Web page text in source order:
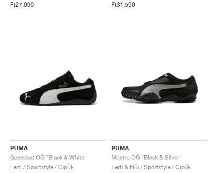
Ft27.090
Ft31.590
PUMA
Speedcat OG "Black & White"
Férfi / Sportstyle / Cipők
PUMA
Mostro OG "Black & Silver"
Férfi & Női / Sportstyle / Cipők